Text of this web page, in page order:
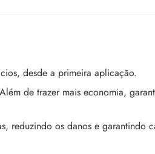
desde a primeira aplicação.
de trazer mais economia,
os danos e garantindo